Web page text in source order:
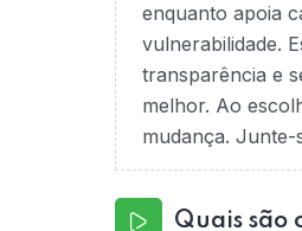
enquanto apoia
vulnerabilidade.
transparência e
melhor. Ao
mudança.
Quais são